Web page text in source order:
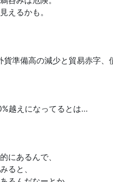
えるかも。
準備高の減少と貿易赤字
越えになってるとは…
にあるんで、
ると、